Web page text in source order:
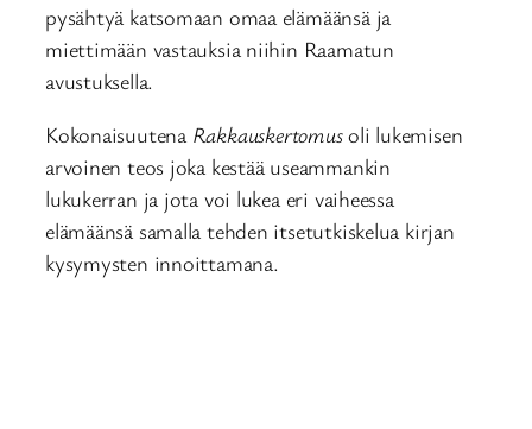
pysähtyä katsomaan omaa elämäänsä ja
miettimään vastauksia niihin Raamatun
avustuksella.
Kokonaisuutena Rakkauskertomusoli lukemisen
arvoinen teos joka kestää useammankin
lukukerran ja jota voi lukea eri vaiheessa
elämäänsä samalla tehden itsetutkiskelua kirjan
kysymysten innoittamana.